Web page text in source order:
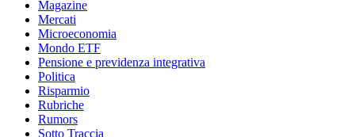
Magazine
Mercati
Microeconomia
Mondo ETF
Pensione e previdenza integrativa
Politica
Risparmio
Rubriche
Rumors
Sotto Traccia